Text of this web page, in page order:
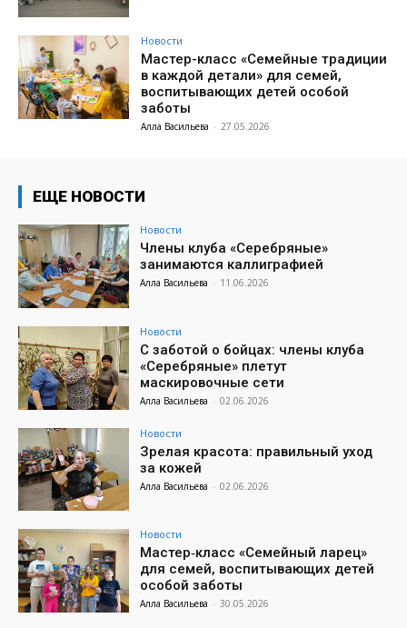
Новости
Мастер-класс «Семейные традиции
в каждой детали» для семей,
воспитывающих детей особой
заботы
Алла Васильева - 27.05.2026
ЕЩЕ НОВОСТИ
Новости
Члены клуба «Серебряные»
занимаются каллиграфией
Алла Васильева - 11.06.2026
Новости
С заботой о бойцах: члены клуба
«Серебряные» плетут
маскировочные сети
Алла Васильева - 02.06.2026
Новости
Зрелая красота: правильный уход
за кожей
Алла Васильева - 02.06.2026
Новости
Мастер‑класс «Семейный ларец»
для семей, воспитывающих детей
особой заботы
Алла Васильева - 30.05.2026